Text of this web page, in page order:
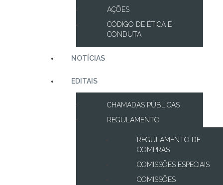
AÇÕES
CÓDIGO DE ÉTICA E
CONDUTA
NOTÍCIAS
EDITAIS
CHAMADAS PÚBLICAS
REGULAMENTO
REGULAMENTO DE
COMPRAS
COMISSÕES ESPECIAIS
COMISSÕES